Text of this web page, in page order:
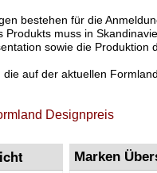
bestehen für die
Produkts muss in
sowie die
auf der aktuellen
Designpreis
Marken